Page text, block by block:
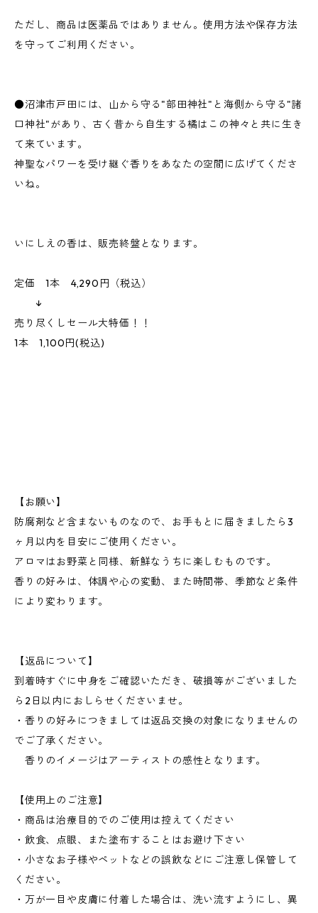
ただし、商品は医薬品ではありません。使用方法や保存方法
を守ってご利用ください。
●沼津市戸田には、山から守る"部田神社"と海側から守る"諸
口神社"があり、古く昔から自生する橘はこの神々と共に生き
て来ています。
神聖なパワーを受け継ぐ香りをあなたの空間に広げてくださ
いね。
いにしえの香は、販売終盤となります。
定価 1本 4,290円（税込）
↓
売り尽くしセール大特価！！
1本 1,100円(税込)
【お願い】
防腐剤など含まないものなので、お手もとに届きましたら3
ヶ月以内を目安にご使用ください。
アロマはお野菜と同様、新鮮なうちに楽しむものです。
香りの好みは、体調や心の変動、また時間帯、季節など条件
により変わります。
【返品について】
到着時すぐに中身をご確認いただき、破損等がございました
ら2日以内におしらせくださいませ。
・香りの好みにつきましては返品交換の対象になりませんの
でご了承ください。
香りのイメージはアーティストの感性となります。
【使用上のご注意】
・商品は治療目的でのご使用は控えてください
・飲食、点眼、また塗布することはお避け下さい
・小さなお子様やペットなどの誤飲などにご注意し保管して
ください。
・万が一目や皮膚に付着した場合は、洗い流すようにし、異